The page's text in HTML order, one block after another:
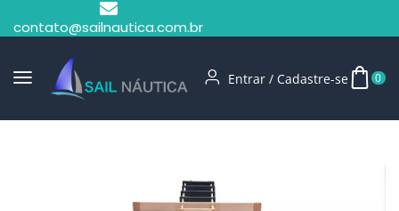
contato@sailnautica.com.br
Entrar / Cadastre-se 0